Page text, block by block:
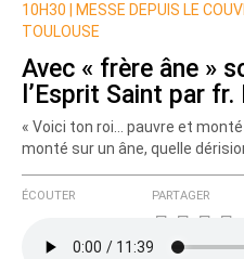
10H30 |
MESSE DEPUIS LE
TOULOUSE
Avec « frère âne »
l’Esprit Saint par
« Voici ton roi… pauvre et monté
monté sur un âne, quelle
ÉCOUTER PARTAGER